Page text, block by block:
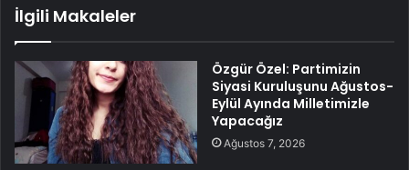
İlgili Makaleler
Özgür Özel: Partimizin
Siyasi Kuruluşunu Ağustos-
Eylül Ayında Milletimizle
Yapacağız
Ağustos 7, 2026